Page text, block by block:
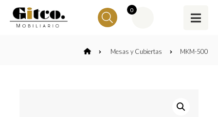
0
Mesas y Cubiertas MKM-500